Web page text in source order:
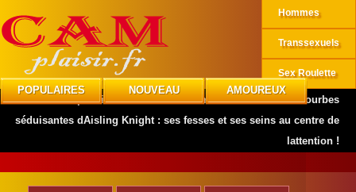
POPULAIRES NOUVEAU AMOUREUX
Hommes
Transsexuels
Sex Roulette
CAMplaisir»Actrices de Cinéma»Découvrez les courbes
séduisantes dAisling Knight : ses fesses et ses seins au centre de
lattention !